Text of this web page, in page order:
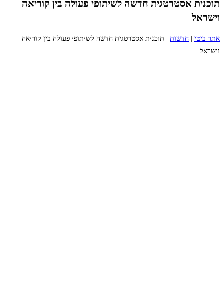
תוכנית אסטרטגית חדשה לשיתופי פעולה בין קוריאה
וישראל
אתר ביטי חדשות
תוכנית אסטרטגית חדשה לשיתופי פעולה בין קוריאה
וישראל